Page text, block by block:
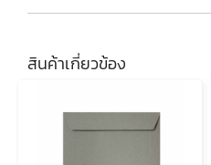
สินค้าเกี่ยวข้อง